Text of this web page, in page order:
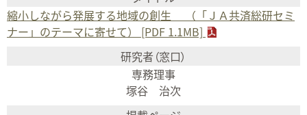
縮小しながら発展する地域の創生 （「ＪＡ共済総研セミ
ナー」のテーマに寄せて） [PDF 1.1MB]
専務理事
塚谷 治次